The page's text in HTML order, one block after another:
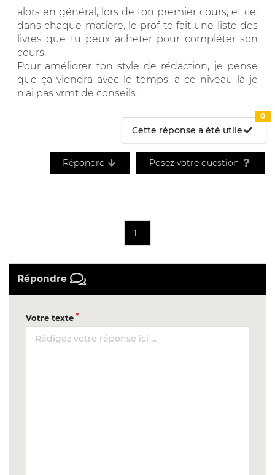
alors en général, lors de ton premier cours, et ce,
dans chaque matière, le prof te fait une liste des
livres que tu peux acheter pour compléter son
cours.
Pour améliorer ton style de rédaction, je pense
que ça viendra avec le temps, à ce niveau là je
n'ai pas vrmt de conseils..
Cette réponse a été utile
0
Répondre Posez votre question
1
Répondre
Votre texte